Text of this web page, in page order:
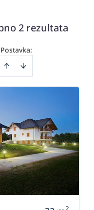
2 rezultata
Postavka: